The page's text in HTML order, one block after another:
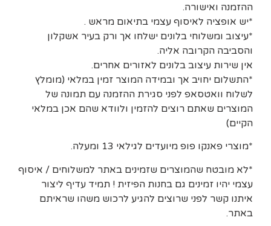
ההזמנה ואישורה.
*יש אופציה לאיסוף עצמי בתיאום מראש .
*עיצוב ומשלוחי בלונים ישלחו אך ורק בעיר אשקלון
והסביבה הקרובה אליה.
אין שירות עיצוב בלונים לאזורים אחרים.
*התשלום יחויב אך ובמידה המוצר זמין במלאי (מומלץ
לשלוח וואטסאפ לפני סגירת ההזמנה עם תמונה של
המוצרים שאתם רוצים להזמין ולוודא שהם אכן במלאי
הקיים)
*מוצרי פאנקו פופ מיועדים לגילאי 13 ומעלה.
*לא מובטח שהמוצרים שזמינים באתר למשלוחים / איסוף
עצמי יהיו זמינים גם בחנות הפיזית ! תמיד עדיף ליצור
איתנו קשר לפני שרוצים להגיע לרכוש משהו שראיתם
באתר.